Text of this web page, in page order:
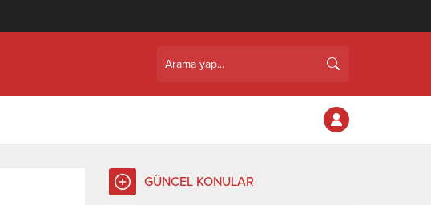
GÜNCEL KONULAR